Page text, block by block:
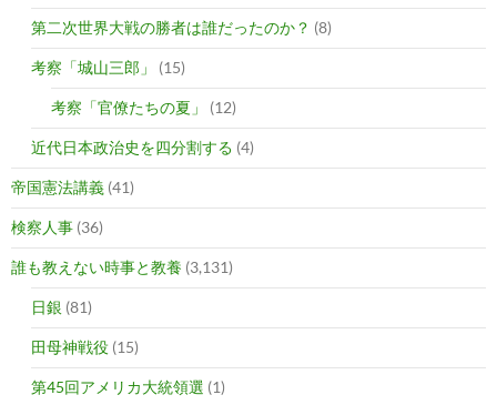
第二次世界大戦の勝者は誰だったのか？ (8)
考察「城山三郎」 (15)
考察「官僚たちの夏」 (12)
近代日本政治史を四分割する (4)
帝国憲法講義 (41)
検察人事 (36)
誰も教えない時事と教養 (3,131)
日銀 (81)
田母神戦役 (15)
第45回アメリカ大統領選 (1)